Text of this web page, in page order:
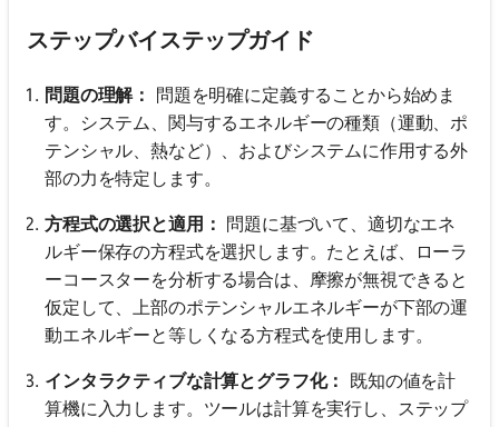
ステップバイステップガイド
問題の理解： 問題を明確に定義することから始めま
す。システム、関与するエネルギーの種類（運動、ポ
テンシャル、熱など）、およびシステムに作用する外
部の力を特定します。
方程式の選択と適用： 問題に基づいて、適切なエネ
ルギー保存の方程式を選択します。たとえば、ローラ
ーコースターを分析する場合は、摩擦が無視できると
仮定して、上部のポテンシャルエネルギーが下部の運
動エネルギーと等しくなる方程式を使用します。
インタラクティブな計算とグラフ化： 既知の値を計
算機に入力します。ツールは計算を実行し、ステップ